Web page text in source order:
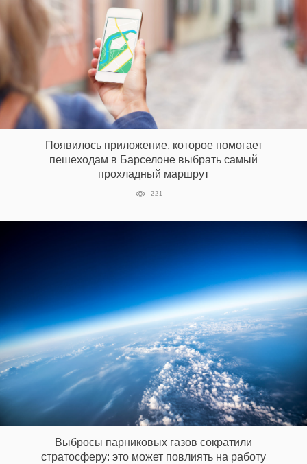
Появилось приложение, которое помогает
пешеходам в Барселоне выбрать самый
прохладный маршрут
221
Выбросы парниковых газов сократили
стратосферу: это может повлиять на работу